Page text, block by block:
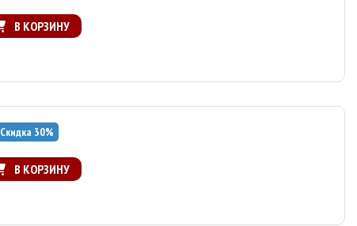
В КОРЗИНУ
Скидка 30%
В КОРЗИНУ